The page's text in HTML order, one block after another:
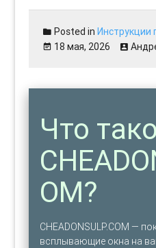
Posted inИнструкции
18 мая, 2026
Что
OM?
CHEADONSULP.COM —
всплывающие окна на